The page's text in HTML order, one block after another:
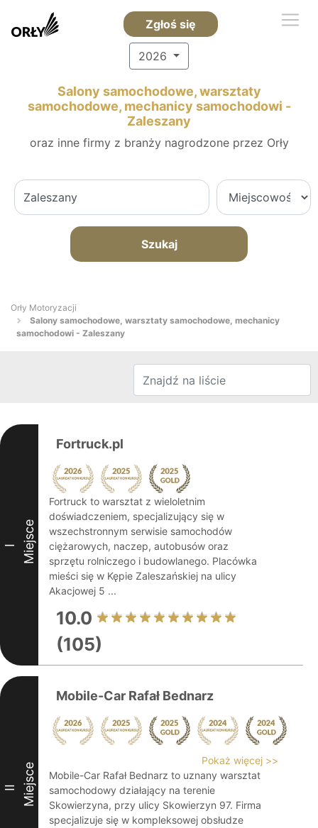
Zgłoś się
2026
Salony samochodowe, warsztaty
samochodowe, mechanicy samochodowi -
Zaleszany
oraz inne firmy z branży nagrodzone przez Orły
Szukaj
Orły Motoryzacji
Salony samochodowe, warsztaty samochodowe, mechanicy
samochodowi - Zaleszany
I Miejsce
Fortruck.pl
Fortruck to warsztat z wieloletnim
doświadczeniem, specjalizujący się w
wszechstronnym serwisie samochodów
ciężarowych, naczep, autobusów oraz
sprzętu rolniczego i budowlanego. Placówka
mieści się w Kępie Zaleszańskiej na ulicy
Akacjowej 5 ...
10.0
(105)
II Miejsce
Mobile-Car Rafał Bednarz
Pokaż więcej >>
Mobile-Car Rafał Bednarz to uznany warsztat
samochodowy działający na terenie
Skowierzyna, przy ulicy Skowierzyn 97. Firma
specjalizuje się w kompleksowej obsłudze